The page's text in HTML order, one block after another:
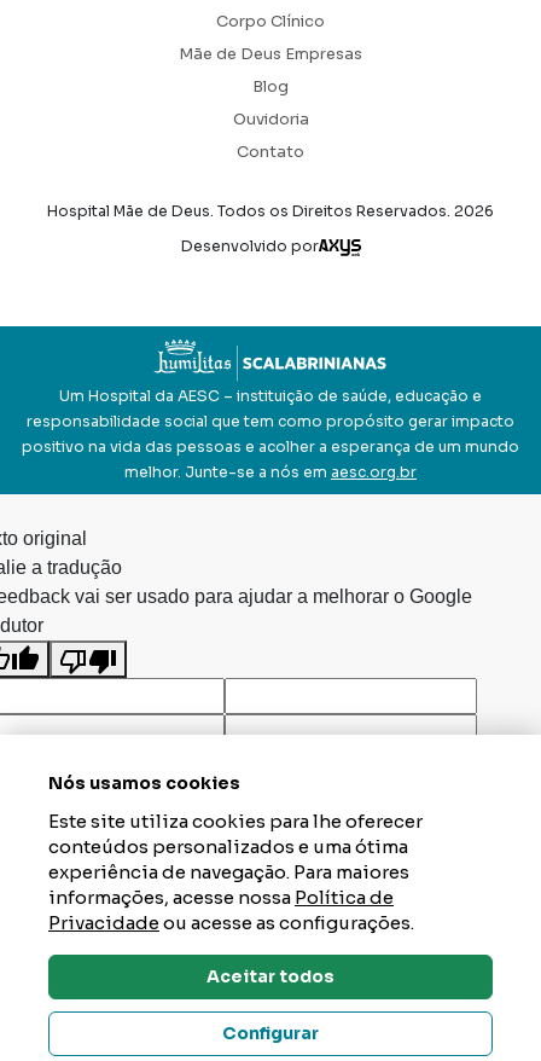
Corpo Clínico
Mãe de Deus Empresas
Blog
Ouvidoria
Contato
Hospital Mãe de Deus. Todos os Direitos Reservados. 2026
Desenvolvido por
Axysweb
Um Hospital da AESC – instituição de saúde, educação e
responsabilidade social que tem como propósito gerar impacto
positivo na vida das pessoas e acolher a esperança de um mundo
melhor. Junte-se a nós em aesc.org.br
Dúvidas? Tire Aqui
Nós usamos cookies
Este site utiliza cookies para lhe oferecer
conteúdos personalizados e uma ótima
experiência de navegação. Para maiores
informações, acesse nossa Política de
Privacidadeou acesse as configurações.
Aceitar todos
Configurar
original
a tradução
vai ser usado para ajudar a melhorar o Google